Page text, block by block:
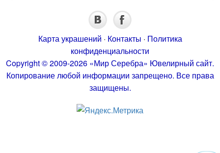
Карта украшений · Контакты · Политика
конфиденциальности
Copyright © 2009-2026 «Мир Серебра» Ювелирный сайт.
Копирование любой информации запрещено. Все права
защищены.